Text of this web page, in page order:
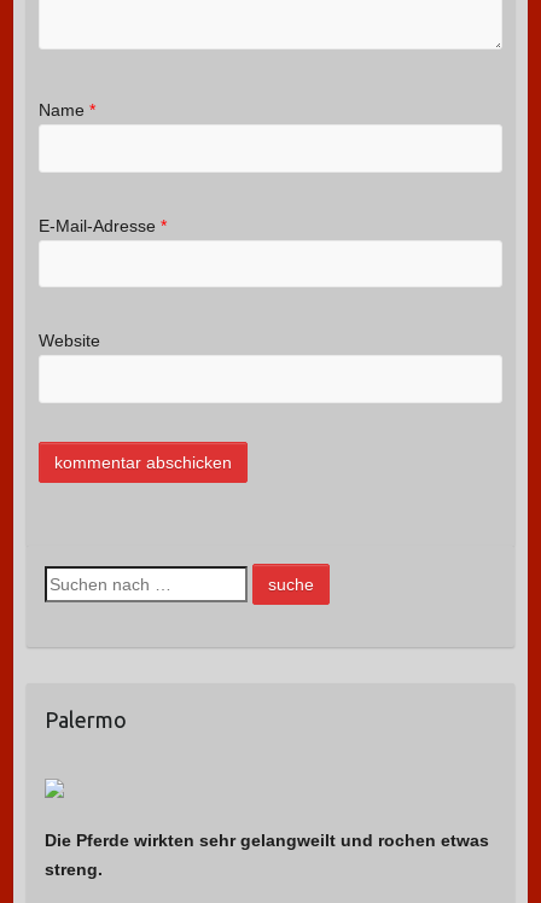
Name *
E-Mail-Adresse *
Website
S
u
n
a
h
:
Palermo
Die Pferde wirkten sehr gelangweilt und rochen etwas
streng.